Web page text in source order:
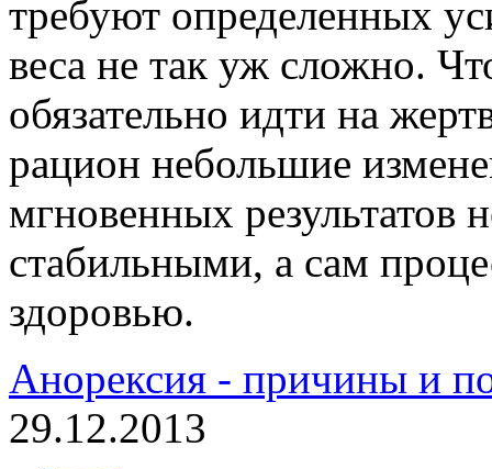
требуют определенных
веса не так уж сложно.
обязательно идти на
рацион небольшие
мгновенных результатов
стабильными, а сам
здоровью.
Анорексия - причины и
29.12.2013